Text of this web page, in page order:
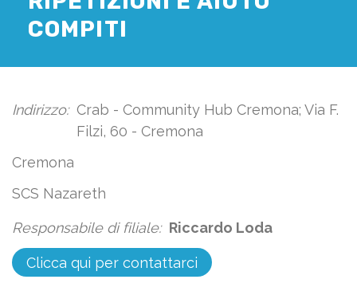
COMPITI
Indirizzo: Crab - Community Hub Cremona; Via F.
Filzi, 60 - Cremona
Cremona
SCS Nazareth
Responsabile di filiale: Riccardo Loda
Clicca qui per contattarci